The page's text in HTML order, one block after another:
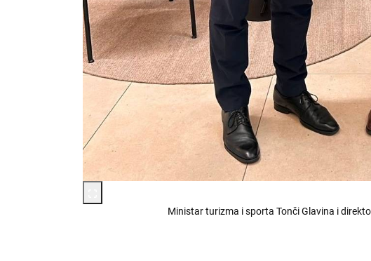
Ministar turizma i sporta Tonči Glavina i